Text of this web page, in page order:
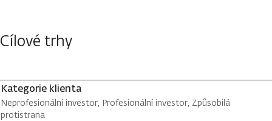
Cílové trhy
Kategorie klienta
Neprofesionální investor, Profesionální investor, Způsobilá
protistrana